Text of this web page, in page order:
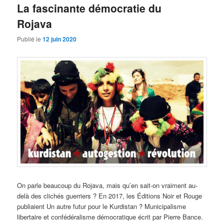
La fascinante démocratie du
Rojava
Publié le12 juin 2020
On parle beaucoup du Rojava, mais qu’en sait-on vraiment au-
delà des clichés guerriers ? En 2017, les Éditions Noir et Rouge
publiaient Un autre futur pour le Kurdistan ? Municipalisme
libertaire et confédéralisme démocratique écrit par Pierre Bance.